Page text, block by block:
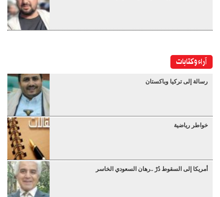
آراء وكتابات
رسالة إلى تركيا وباكستان
خواطر رياضية
أمريكا إلى السقوط دُرْ ..رهان السعودي الخاسر